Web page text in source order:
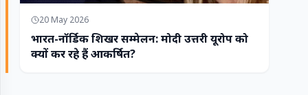
20 May 2026
भारत-नॉर्डिक शिखर सम्मेलन: मोदी उत्तरी यूरोप को
क्यों कर रहे हैं आकर्षित?